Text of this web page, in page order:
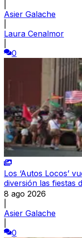
Asier Galache
Laura Cenalmor
0
Los ‘Autos Locos’
diversión las fiestas
8 ago 2026
Asier Galache
0